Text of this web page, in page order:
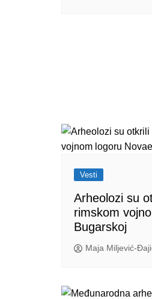
Vesti
Arheolozi su
rimskom
Bugarskoj
Maja Miljević-